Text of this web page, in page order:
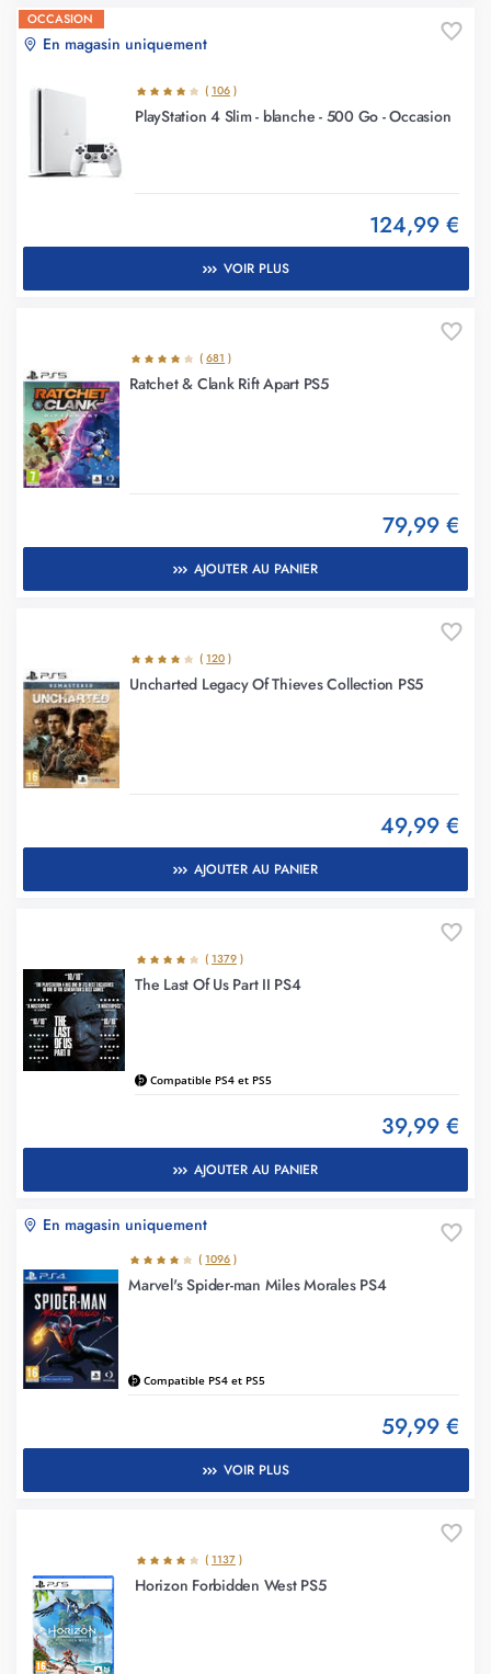
OCCASION
En magasin uniquement
( 106 )
PlayStation 4 Slim - blanche - 500 Go - Occasion
124,99 €
VOIR PLUS
( 681 )
Ratchet & Clank Rift Apart PS5
79,99 €
AJOUTER AU PANIER
( 120 )
Uncharted Legacy Of Thieves Collection PS5
49,99 €
AJOUTER AU PANIER
( 1379 )
The Last Of Us Part II PS4
Compatible PS4 et PS5
39,99 €
AJOUTER AU PANIER
En magasin uniquement
( 1096 )
Marvel's Spider-man Miles Morales PS4
Compatible PS4 et PS5
59,99 €
VOIR PLUS
( 1137 )
Horizon Forbidden West PS5